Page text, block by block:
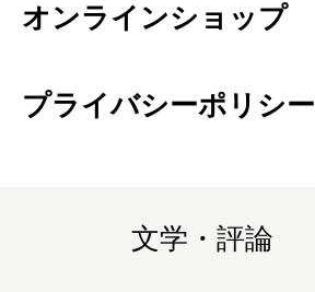
オンラインショップ
プライバシーポリシー
文学・評論